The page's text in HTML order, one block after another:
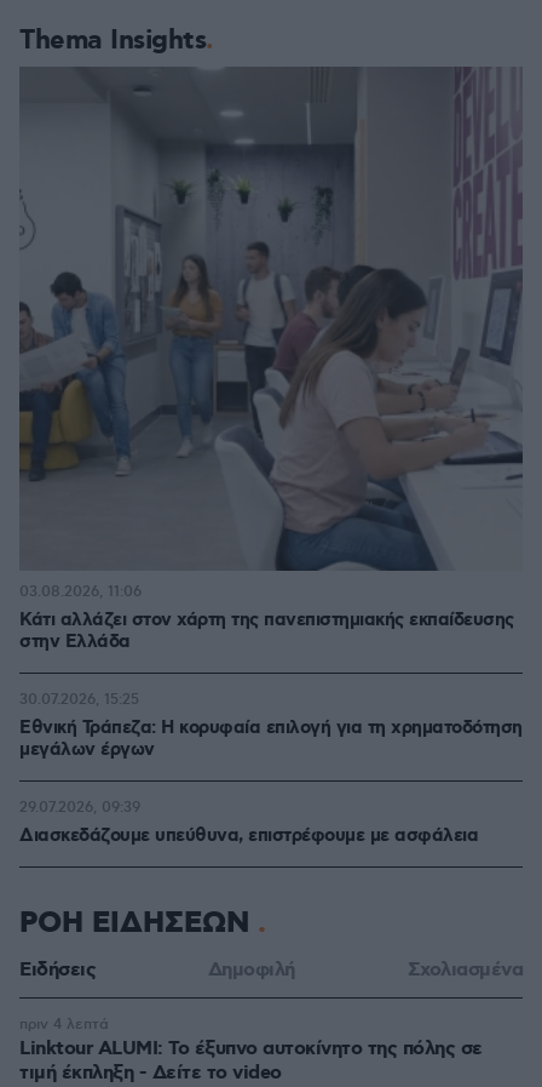
Thema Insights
Κάτι αλλάζει στον χάρτη της πανεπιστημιακής εκπαίδευσης
στην Ελλάδα
03.08.2026, 11:06
Εθνική Τράπεζα: Η κορυφαία επιλογή για τη χρηματοδότηση
μεγάλων έργων
30.07.2026, 15:25
Διασκεδάζουμε υπεύθυνα, επιστρέφουμε με ασφάλεια
29.07.2026, 09:39
ΡΟΗ ΕΙΔΗΣΕΩΝ
Ειδήσεις Δημοφιλή Σχολιασμένα
Linktour ALUMI: Το έξυπνο αυτοκίνητο της πόλης σε
τιμή έκπληξη - Δείτε το video
πριν 4 λεπτά